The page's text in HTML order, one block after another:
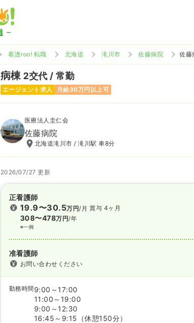
看護roo! 転職 北海道 滝川市 佐藤病院 佐藤
病棟 2交代 / 常勤
エージェント求人 月給30万円以上可
医療法人圭仁会
佐藤病院
北海道滝川市 / 滝川駅 車8分
2026/07/27 更新
正看護師
19.9〜30.5万円/月
308〜478万円/年
※一例
賞与 4ヶ月
准看護師
お問い合わせください
勤務時間 9:00～17:00
11:00～19:00
9:00～12:30
16:45～9:15
（休憩150分）